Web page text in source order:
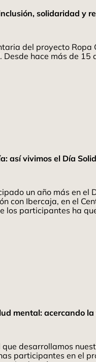
solidaridad y
del proyecto
hace más de
así vivimos el Día
un año más en
con Ibercaja, en el
los participantes ha
mental: acercando
que desarrollamos
participantes en el